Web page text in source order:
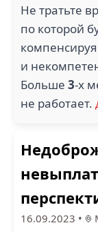
Не тратьте
по которой
и
Больше 3-х
не работает.
16.09.2023 •